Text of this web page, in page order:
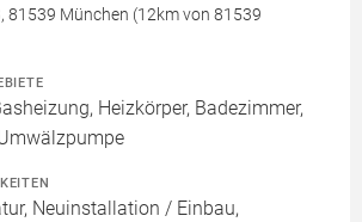
81539 München (12km von 81539
Heizkörper, Badezimmer,
Neuinstallation / Einbau,